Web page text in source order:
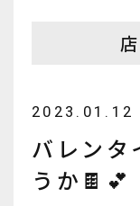
2023.01.12
バレンタ
うか🍫💕